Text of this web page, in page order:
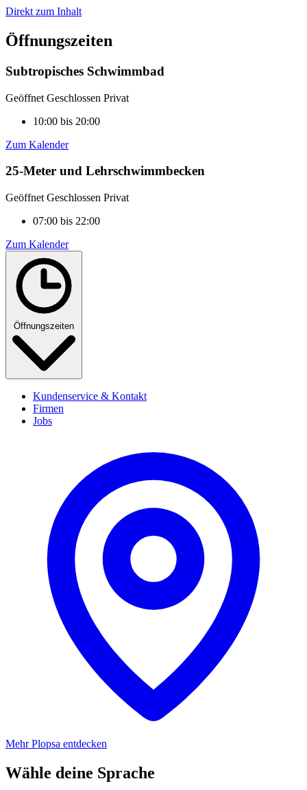
Direkt zum Inhalt
Öffnungszeiten
Subtropisches Schwimmbad
Geöffnet Geschlossen Privat
10:00 bis 20:00
Zum Kalender
25-Meter und Lehrschwimmbecken
Geöffnet Geschlossen Privat
07:00 bis 22:00
Zum Kalender
Öffnungszeiten
Kundenservice & Kontakt
Firmen
Jobs
Mehr Plopsa entdecken
Wähle deine Sprache